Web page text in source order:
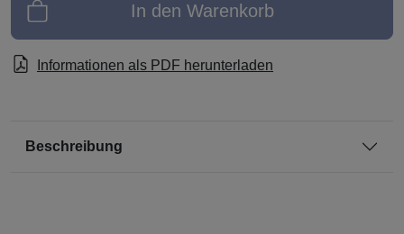
In den Warenkorb
Informationen als PDF herunterladen
Beschreibung